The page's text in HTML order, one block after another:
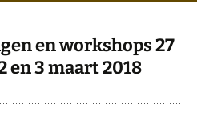
en workshops 27
en 3 maart 2018